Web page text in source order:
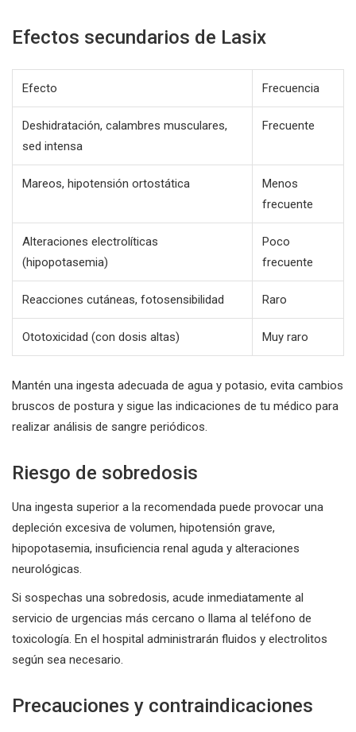
Efectos secundarios de Lasix
Efecto Frecuencia
Deshidratación, calambres musculares,
sed intensa
Frecuente
Mareos, hipotensión ortostática
Menos
frecuente
Alteraciones electrolíticas
(hipopotasemia)
Poco
frecuente
Reacciones cutáneas, fotosensibilidad Raro
Ototoxicidad (con dosis altas) Muy raro
Mantén una ingesta adecuada de agua y potasio, evita cambios
bruscos de postura y sigue las indicaciones de tu médico para
realizar análisis de sangre periódicos.
Riesgo de sobredosis
Una ingesta superior a la recomendada puede provocar una
depleción excesiva de volumen, hipotensión grave,
hipopotasemia, insuficiencia renal aguda y alteraciones
neurológicas.
Si sospechas una sobredosis, acude inmediatamente al
servicio de urgencias más cercano o llama al teléfono de
toxicología. En el hospital administrarán fluidos y electrolitos
según sea necesario.
Precauciones y contraindicaciones